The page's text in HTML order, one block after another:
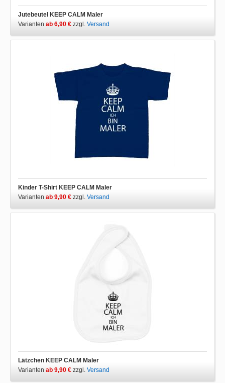
Jutebeutel KEEP CALM Maler
Varianten ab 6,90 € zzgl. Versand
Kinder T-Shirt KEEP CALM Maler
Varianten ab 9,90 € zzgl. Versand
Lätzchen KEEP CALM Maler
Varianten ab 9,90 € zzgl. Versand